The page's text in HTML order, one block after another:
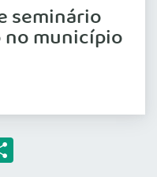
seminário
no município